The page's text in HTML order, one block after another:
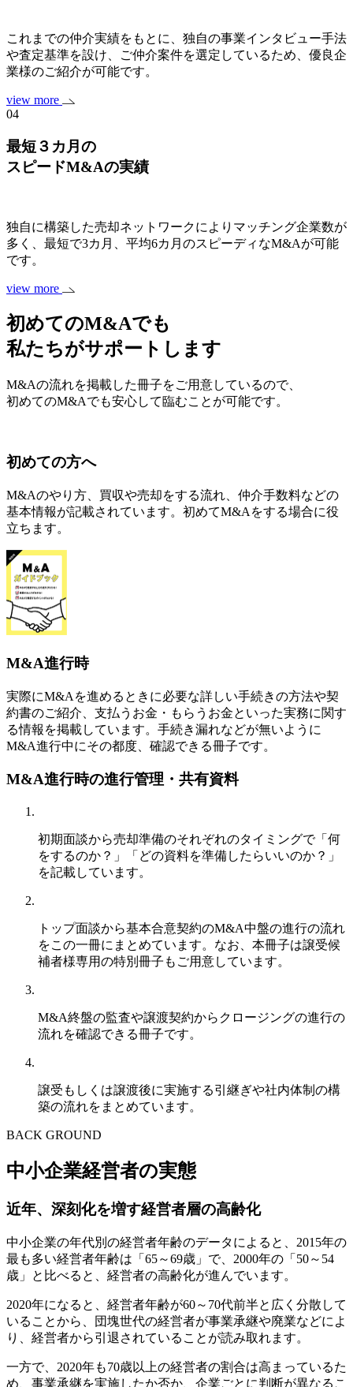
これまでの仲介実績をもとに、独自の事業インタビュー手法
や査定基準を設け、ご仲介案件を選定しているため、優良企
業様のご紹介が可能です。
view more
04
最短３カ月の
スピードM&Aの実績
独自に構築した売却ネットワークによりマッチング企業数が
多く、最短で3カ月、平均6カ月のスピーディなM&Aが可能
です。
view more
初めてのM&Aでも
私たちがサポートします
M&Aの流れを掲載した冊子をご用意しているので、
初めてのM&Aでも安心して臨むことが可能です。
初めての方へ
M&Aのやり方、買収や売却をする流れ、仲介手数料などの
基本情報が記載されています。初めてM&Aをする場合に役
立ちます。
M&A進行時
実際にM&Aを進めるときに必要な詳しい手続きの方法や契
約書のご紹介、支払うお金・もらうお金といった実務に関す
る情報を掲載しています。手続き漏れなどが無いように
M&A進行中にその都度、確認できる冊子です。
M&A進行時の進行管理・共有資料
初期面談から売却準備のそれぞれのタイミングで「何
をするのか？」「どの資料を準備したらいいのか？」
を記載しています。
トップ面談から基本合意契約のM&A中盤の進行の流れ
をこの一冊にまとめています。なお、本冊子は譲受候
補者様専用の特別冊子もご用意しています。
M&A終盤の監査や譲渡契約からクロージングの進行の
流れを確認できる冊子です。
譲受もしくは譲渡後に実施する引継ぎや社内体制の構
築の流れをまとめています。
BACK GROUND
中小企業経営者の実態
近年、深刻化を増す経営者層の高齢化
中小企業の年代別の経営者年齢のデータによると、2015年の
最も多い経営者年齢は「65～69歳」で、2000年の「50～54
歳」と比べると、経営者の高齢化が進んでいます。
2020年になると、経営者年齢が60～70代前半と広く分散して
いることから、団塊世代の経営者が事業承継や廃業などによ
り、経営者から引退されていることが読み取れます。
一方で、2020年も70歳以上の経営者の割合は高まっているた
め、事業承継を実施したか否か、企業ごとに判断が異なるこ